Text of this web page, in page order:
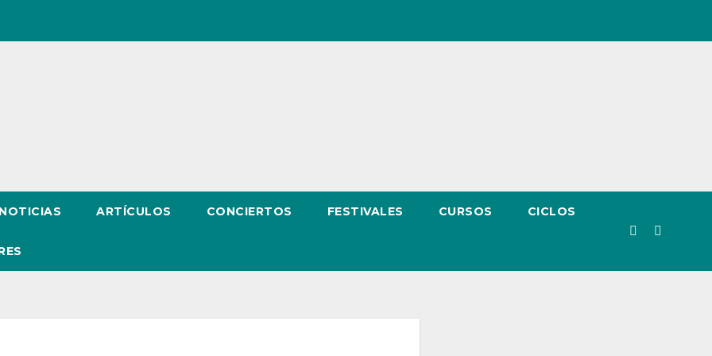
NOTICIAS ARTÍCULOS CONCIERTOS FESTIVALES CURSOS CICLOS